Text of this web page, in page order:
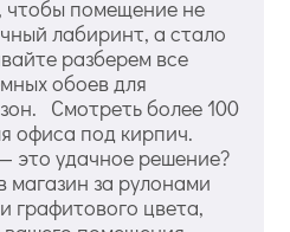
чтобы помещение не
лабиринт, а стало
разберем все
обоев для
Смотреть более 100
офиса под кирпич.
это удачное решение?
магазин за рулонами
графитового цвета,